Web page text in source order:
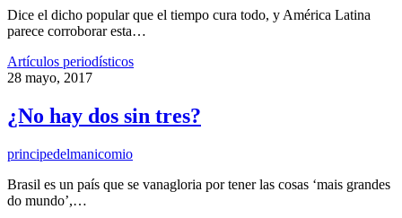
Dice el dicho popular que el tiempo cura todo, y América Latina
parece corroborar esta…
Artículos periodísticos
28 mayo, 2017
¿No hay dos sin tres?
principedelmanicomio
Brasil es un país que se vanagloria por tener las cosas ‘mais grandes
do mundo’,…